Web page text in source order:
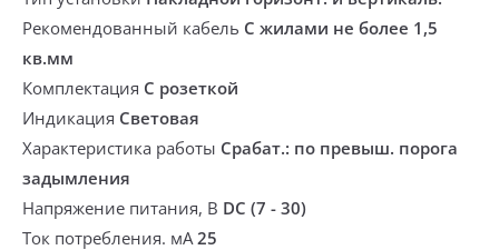
Рекомендованный кабель С жилами не более 1,5
кв.мм
Комплектация С розеткой
Индикация Световая
Характеристика работы Срабат.: по превыш. порога
задымления
Напряжение питания, В DC (7 - 30)
Ток потребления. мА25